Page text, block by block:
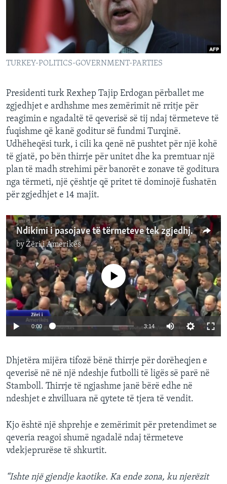
TURKEY-POLITICS-GOVERNMENT-PARTIES
Presidenti turk Rexhep Tajip Erdogan përballet me
zgjedhjet e ardhshme mes zemërimit në rritje për
reagimin e ngadaltë të qeverisë së tij ndaj tërmeteve të
fuqishme që kanë goditur së fundmi Turqinë.
Udhëheqësi turk, i cili ka qenë në pushtet për një kohë
të gjatë, po bën thirrje për unitet dhe ka premtuar një
plan të madh strehimi për banorët e zonave të goditura
nga tërmeti, një çështje që pritet të dominojë fushatën
për zgjedhjet e 14 majit.
Ndikimi i pasojave të tërmeteve tek zgjedhjet në Turqi
byZëri i Amerikës
No media source currently available
0:00 3:14
Dhjetëra mijëra tifozë bënë thirrje për dorëheqjen e
qeverisë në në një ndeshje futbolli të ligës së parë në
Stamboll. Thirrje të ngjashme janë bërë edhe në
ndeshjet e zhvilluara në qytete të tjera të vendit.
Kjo është një shprehje e zemërimit për pretendimet se
qeveria reagoi shumë ngadalë ndaj tërmeteve
vdekjeprurëse të shkurtit.
“Ishte një gjendje kaotike. Ka ende zona, ku njerëzit